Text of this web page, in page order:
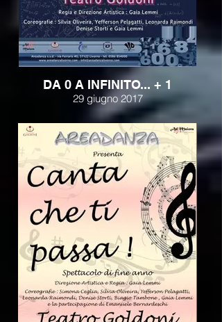
DA 0 A INFINITO... + 1
29 giugno 2017